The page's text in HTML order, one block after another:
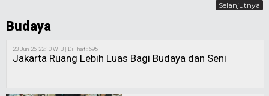
Selanjutnya
Budaya
23 Jun 26, 22:10 WIB | Dilihat : 695
Jakarta Ruang Lebih Luas Bagi Budaya dan Seni